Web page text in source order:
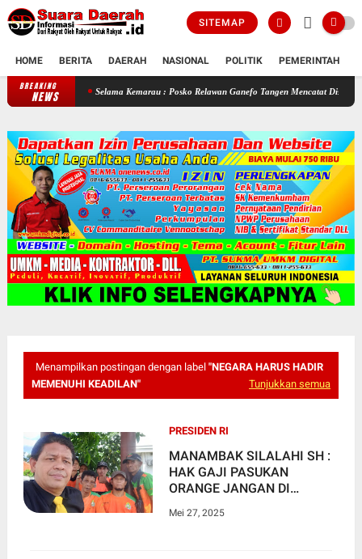
SITEMAP
HOME BERITA DAERAH NASIONAL POLITIK PEMERINTAH
BREAKING
NEWSSelama Kemarau : Posko Relawan Ganefo Tangen Mencatat Distribusikan 90
Menampilkan postingan dengan label "NEGARA HARUS HADIR
MEMENUHI KEADILAN"
Tunjukkan semua
PRESIDEN RI
MANAMBAK SILALAHI SH :
HAK GAJI PASUKAN
ORANGE JANGAN DI
HADIR MEMENUHI
Mei 27, 2025